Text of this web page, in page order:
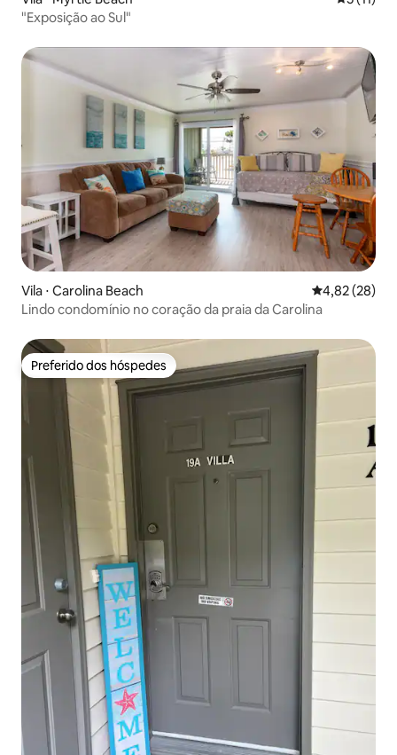
"Exposição ao Sul"
Vila ⋅ Carolina Beach 4,82 de uma
4,82 (28)
Lindo condomínio no coração da praia da Carolina
Preferido dos hóspedes
Preferido dos hóspedes